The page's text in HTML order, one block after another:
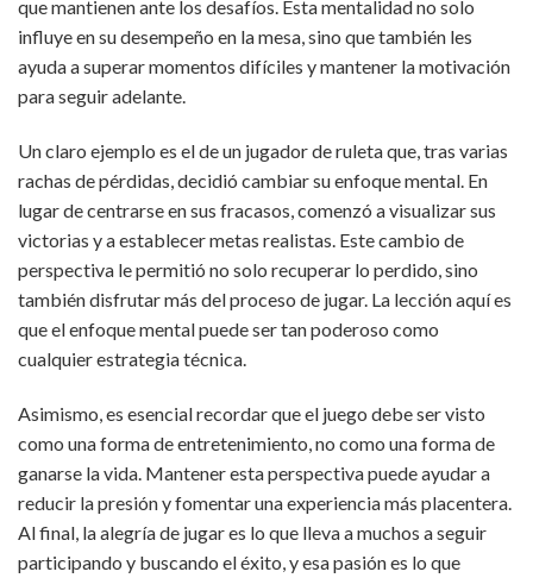
que mantienen ante los desafíos. Esta mentalidad no solo
influye en su desempeño en la mesa, sino que también les
ayuda a superar momentos difíciles y mantener la motivación
para seguir adelante.
Un claro ejemplo es el de un jugador de ruleta que, tras varias
rachas de pérdidas, decidió cambiar su enfoque mental. En
lugar de centrarse en sus fracasos, comenzó a visualizar sus
victorias y a establecer metas realistas. Este cambio de
perspectiva le permitió no solo recuperar lo perdido, sino
también disfrutar más del proceso de jugar. La lección aquí es
que el enfoque mental puede ser tan poderoso como
cualquier estrategia técnica.
Asimismo, es esencial recordar que el juego debe ser visto
como una forma de entretenimiento, no como una forma de
ganarse la vida. Mantener esta perspectiva puede ayudar a
reducir la presión y fomentar una experiencia más placentera.
Al final, la alegría de jugar es lo que lleva a muchos a seguir
participando y buscando el éxito, y esa pasión es lo que